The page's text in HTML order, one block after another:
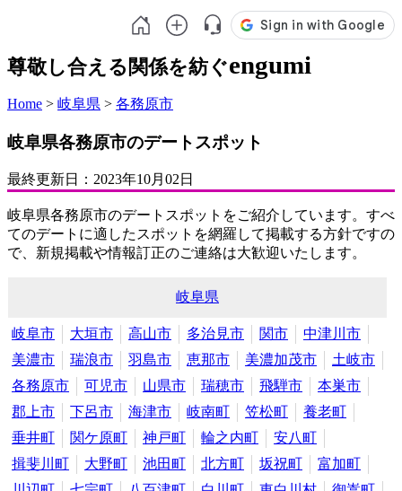
尊敬し合える関係を紡ぐengumi
Home > 岐阜県 > 各務原市
岐阜県各務原市のデートスポット
最終更新日： 2023年10月02日
岐阜県各務原市のデートスポットをご紹介しています。すべ
てのデートに適したスポットを網羅して掲載する方針ですの
で、新規掲載や情報訂正のご連絡は大歓迎いたします。
岐阜県
岐阜市 大垣市 高山市 多治見市 関市
中津川市
美濃市
瑞浪市 羽島市 恵那市 美濃加茂市
土岐市
各務原市
可児市 山県市 瑞穂市 飛騨市
本巣市
郡上市
下呂市 海津市 岐南町 笠松町
養老町
垂井町
関ケ原町 神戸町 輪之内町
安八町
揖斐川町
大野町 池田町 北方町 坂祝町
富加町